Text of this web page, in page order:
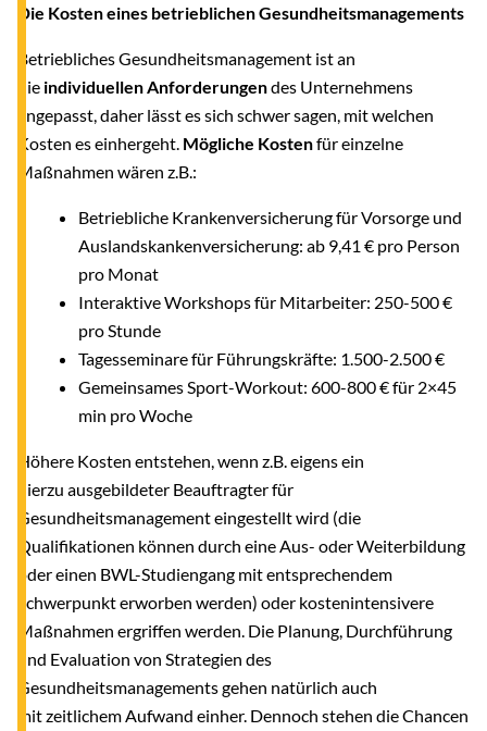
Die Kosten eines betrieblichen Gesundheitsmanagements
Betriebliches Gesundheitsmanagement ist an
die individuellen Anforderungendes Unternehmens
angepasst, daher lässt es sich schwer sagen, mit welchen
Kosten es einhergeht. Mögliche Kostenfür einzelne
Maßnahmen wären z.B.:
Betriebliche Krankenversicherung für Vorsorge und
Auslandskankenversicherung: ab 9,41 € pro Person
pro Monat
Interaktive Workshops für Mitarbeiter: 250-500 €
pro Stunde
Tagesseminare für Führungskräfte: 1.500-2.500 €
Gemeinsames Sport-Workout: 600-800 € für 2×45
min pro Woche
Höhere Kosten entstehen, wenn z.B. eigens ein
hierzu ausgebildeter Beauftragter für
Gesundheitsmanagement eingestellt wird (die
Qualifikationen können durch eine Aus- oder Weiterbildung
oder einen BWL-Studiengang mit entsprechendem
Schwerpunkt erworben werden) oder kostenintensivere
Maßnahmen ergriffen werden. Die Planung, Durchführung
und Evaluation von Strategien des
Gesundheitsmanagements gehen natürlich auch
mit zeitlichem Aufwand einher. Dennoch stehen die Chancen